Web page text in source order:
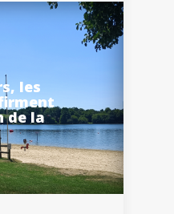
les
de la